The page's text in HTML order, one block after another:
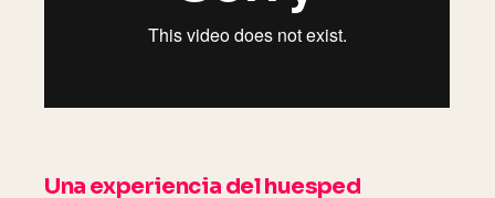
Una experiencia del huesped